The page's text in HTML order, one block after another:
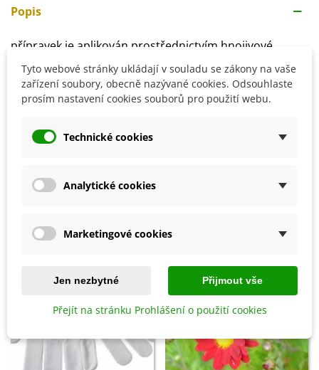
Popis
přípravek je aplikován prostřednictvím hnojivové
zálivky (1 - 2,5 ml na 1 litr vody)
hnojení pravidelně opakujeme
přesné dávkování a způsob použití naleznete na obalu
Tyto webové stránky ukládají v souladu se zákony na vaše
zařízení soubory, obecně nazývané cookies. Odsouhlaste
prosím nastavení cookies souborů pro použití webu.
Technické cookies
Analytické cookies
Marketingové cookies
Jen nezbytné Přijmout vše
Přejít na stránku Prohlášení o použití cookies